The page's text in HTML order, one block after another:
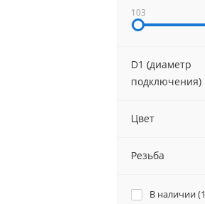
103
D1 (диаметр
подключения)
Цвет
Резьба
В наличии (1